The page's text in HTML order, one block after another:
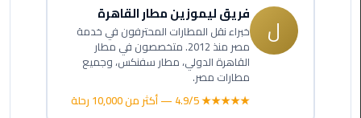
ل فريق ليموزين مطار القاهرة
خبراء نقل المطارات المحترفون في خدمة
مصر منذ 2012. متخصصون في مطار
القاهرة الدولي، مطار سفنكس، وجميع
مطارات مصر.
★★★★★ 4.9/5 — أكثر من 10,000 رحلة